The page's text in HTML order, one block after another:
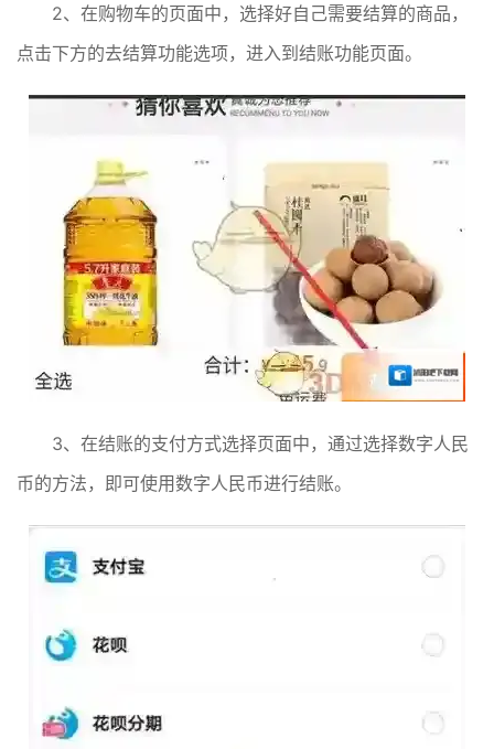
2、在购物车的页面中，选择好自己需要结算的商品，
点击下方的去结算功能选项，进入到结账功能页面。
3、在结账的支付方式选择页面中，通过选择数字人民
币的方法，即可使用数字人民币进行结账。